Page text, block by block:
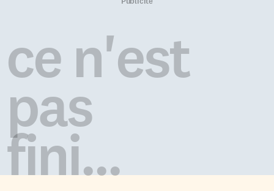
des femmes qui rêvaient de
devenir ingénieures. Un rêve
qui, pour certaines, fut coupé
court par les balles d’une Ruger
c’était clair. On voulait aller
rapidement. Maintenant, on
tombe dans une période de
ce n'est
pas
fini...